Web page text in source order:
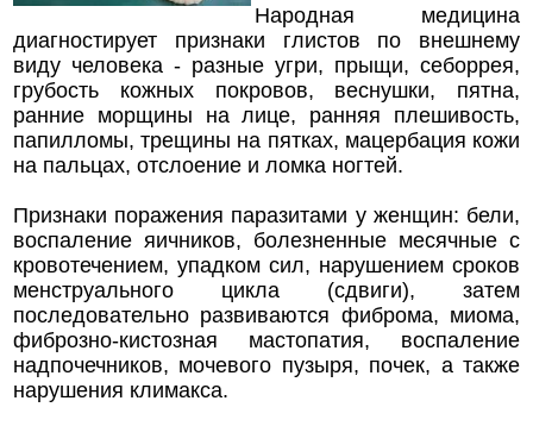
Народная медицина
диагностирует признаки глистов по внешнему
виду человека - разные угри, прыщи, себоррея,
грубость кожных покровов, веснушки, пятна,
ранние морщины на лице, ранняя плешивость,
папилломы, трещины на пятках, мацербация кожи
на пальцах, отслоение и ломка ногтей.
Признаки поражения паразитами у женщин: бели,
воспаление яичников, болезненные месячные с
кровотечением, упадком сил, нарушением сроков
менструального цикла (сдвиги), затем
последовательно развиваются фиброма, миома,
фиброзно-кистозная мастопатия, воспаление
надпочечников, мочевого пузыря, почек, а также
нарушения климакса.